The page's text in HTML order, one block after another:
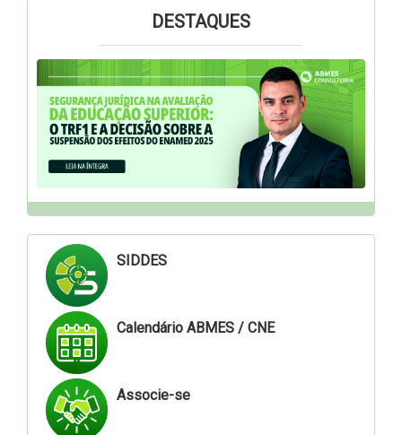
DESTAQUES
SIDDES
Calendário ABMES / CNE
Associe-se